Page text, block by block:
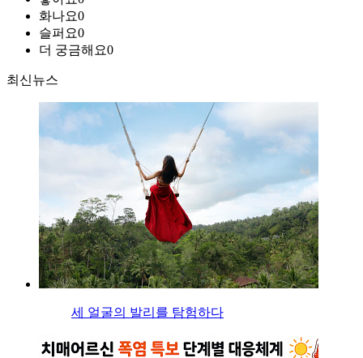
화나요0
슬퍼요0
더 궁금해요0
최신뉴스
세 얼굴의 발리를 탐험하다